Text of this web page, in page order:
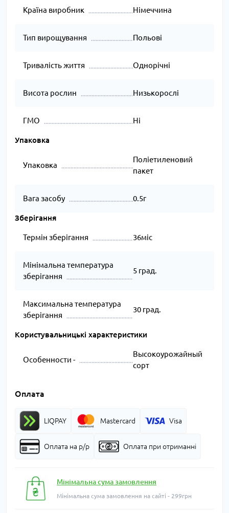
Країна виробник Німеччина
Тип вирощування Польові
Тривалість життя Однорічні
Висота рослин Низькорослі
ГМО Ні
Упаковка
Упаковка
Поліетиленовий
пакет
Вага засобу 0.5г
Зберігання
Термін зберігання 36міс
Мінімальна температура
зберігання
5 град.
Максимальна температура
зберігання
30 град.
Користувальницькі характеристики
Особенности -
Высокоурожайный
сорт
Оплата
LIQPAY Mastercard Visa
Оплата на р/р Оплата при отриманні
Мінімальна сума замовлення
Мінімальна сума замовлення на сайті - 299грн